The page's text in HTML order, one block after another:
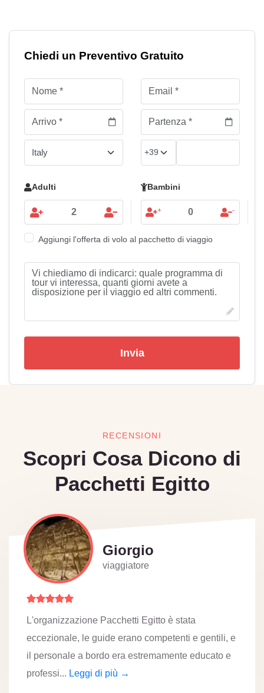
Chiedi un Preventivo Gratuito
Adulti Bambini
+ -
Aggiungi l'offerta di volo al pacchetto di viaggio
Invia
RECENSIONI
Scopri Cosa Dicono di
Pacchetti Egitto
Lucia
viaggiatore
I luoghi che abbiamo visitato erano davvero
incantevoli e magici. L'esperienza in
stata eccezionale e molto emozionante. Lo
è d... Leggi di più →